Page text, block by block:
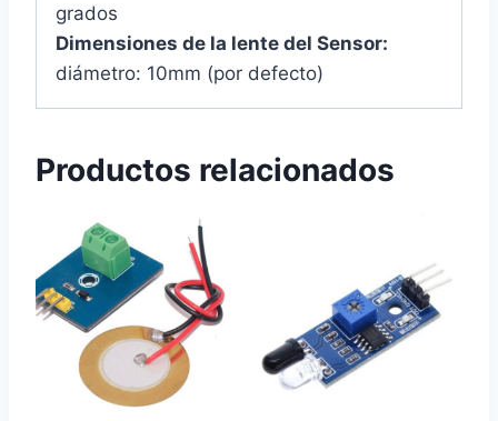
grados
Dimensiones de la lente del Sensor:
diámetro: 10mm (por defecto)
Productos relacionados